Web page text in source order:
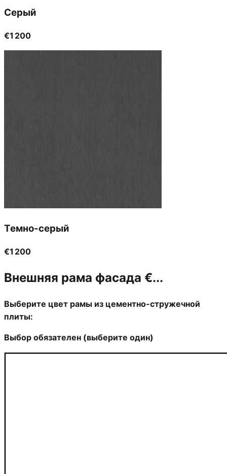
Серый
€1 200
Темно-серый
€1 200
Внешняя рама фасада €...
Выберите цвет рамы из цементно-стружечной
плиты:
Выбор обязателен (выберите один)